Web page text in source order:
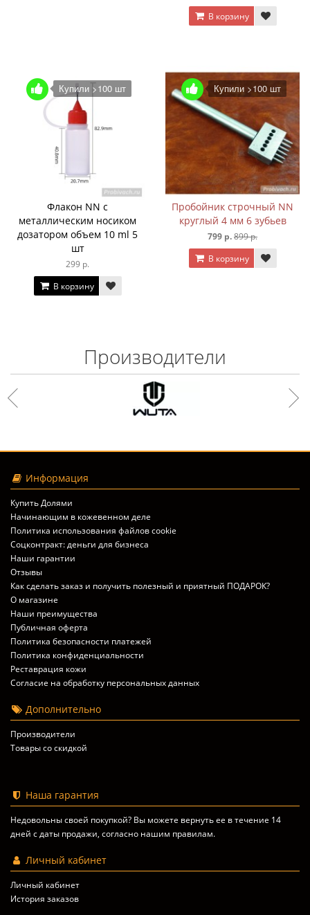
В корзину
Купили >100 шт
Флакон NN с
металлическим носиком
дозатором объем 10 ml 5
шт
299 р.
В корзину
Купили >100 шт
Пробойник строчный NN
круглый 4 мм 6 зубьев
799 р.899 р.
В корзину
Производители
Информация
Купить Долями
Начинающим в кожевенном деле
Политика использования файлов cookie
Соцконтракт: деньги для бизнеса
Наши гарантии
Отзывы
Как сделать заказ и получить полезный и приятный ПОДАРОК?
О магазине
Наши преимущества
Публичная оферта
Политика безопасности платежей
Политика конфиденциальности
Реставрация кожи
Согласие на обработку персональных данных
Дополнительно
Производители
Товары со скидкой
Наша гарантия
Недовольны своей покупкой? Вы можете вернуть ее в течение 14
дней с даты продажи, согласно нашим правилам.
Личный кабинет
Личный кабинет
История заказов